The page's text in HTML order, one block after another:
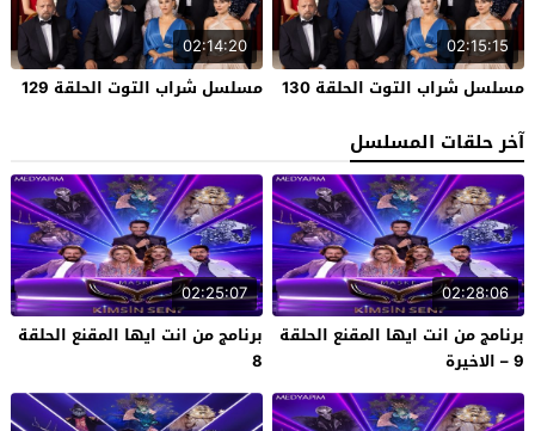
02:15:15
مسلسل شراب التوت الحلقة 130
02:14:20
مسلسل شراب التوت الحلقة 129
آخر حلقات المسلسل
02:28:06
برنامج من انت ايها المقنع الحلقة
9 – الاخيرة
02:25:07
برنامج من انت ايها المقنع الحلقة
8